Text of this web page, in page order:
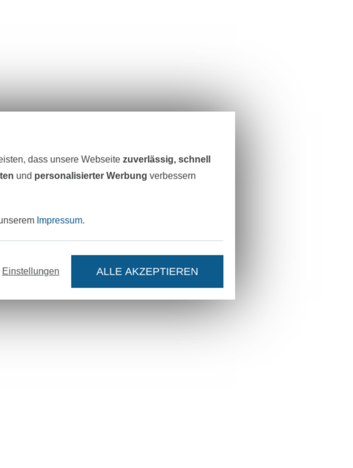
dass unsere Webseitezuverlässig, schnell
und personalisierter Werbung verbessern
Impressum.
Einstellungen ALLE AKZEPTIEREN